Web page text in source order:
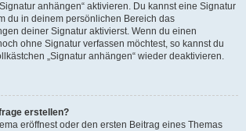
anhängen“ aktivieren. Du kannst eine Signatur
du in deinem persönlichen Bereich das
deiner Signatur aktivierst. Wenn du einen
ohne Signatur verfassen möchtest, so kannst du
„Signatur anhängen“ wieder deaktivieren.
erstellen?
eröffnest oder den ersten Beitrag eines Themas